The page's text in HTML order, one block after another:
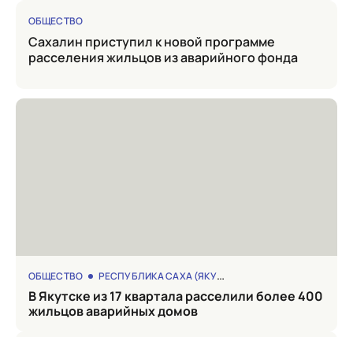
ОБЩЕСТВО
Сахалин приступил к новой программе
расселения жильцов из аварийного фонда
ОБЩЕСТВО РЕСПУБЛИКА САХА (ЯКУТИЯ)
в Якутске из 17 квартала расселили более 400
жильцов аварийных домов